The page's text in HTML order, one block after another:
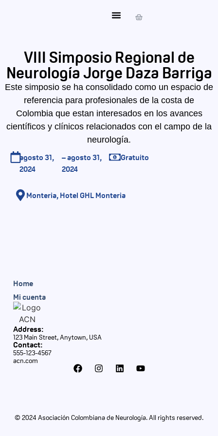
VIII Simposio Regional de
Neurología Jorge Daza Barriga
Este simposio se ha consolidado como un espacio de
referencia para profesionales de la costa de
Colombia que estan interesados en los avances
científicos y clínicos relacionados con el campo de la
neurología.
agosto 31,
2024
– agosto 31,
2024
Gratuito
Monteria, Hotel GHL Monteria
Address:
123 Main Street, Anytown, USA
Contact:
555-123-4567
acn.com
Home
Mi cuenta
© 2024 Asociación Colombiana de Neurología. All rights reserved.